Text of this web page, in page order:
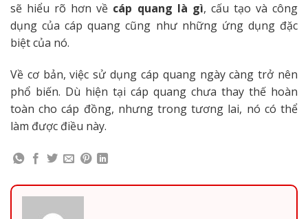
sẽ hiểu rõ hơn về cáp quang là gì, cấu tạo và công
dụng của cáp quang cũng như những ứng dụng đặc
biệt của nó.
Về cơ bản, việc sử dụng cáp quang ngày càng trở nên
phổ biến. Dù hiện tại cáp quang chưa thay thế hoàn
toàn cho cáp đồng, nhưng trong tương lai, nó có thể
làm được điều này.